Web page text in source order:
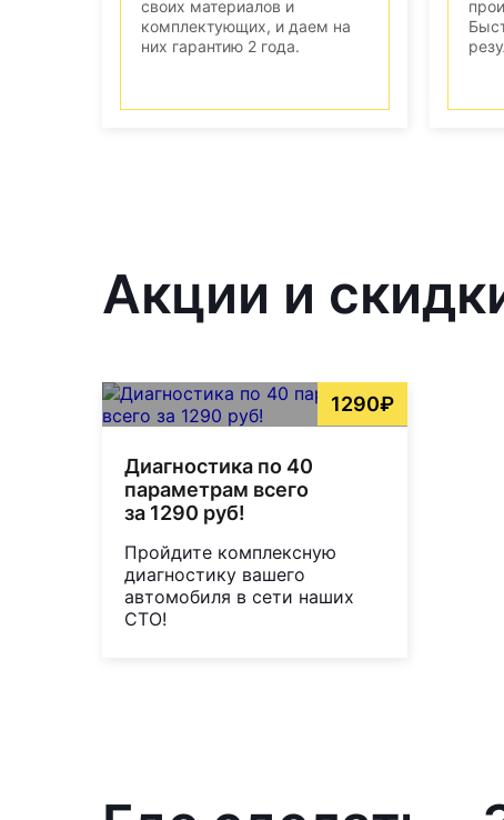
своих материалов и
комплектующих, и даем на
них гарантию 2 года.
Акции и
1290₽
Диагностика по 40
параметрам всего
за 1290 руб!
Пройдите комплексную
диагностику вашего
автомобиля в сети наших
СТО!